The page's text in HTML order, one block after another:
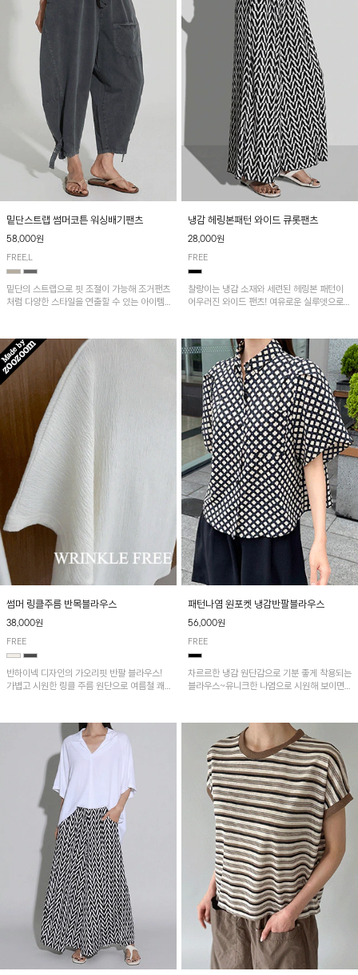
밑단스트랩 썸머코튼 워싱배기팬츠
58,000원
FREE,L
밑단의 스트랩으로 핏 조절이 가능해 조거팬츠
처럼 다양한 스타일을 연출할 수 있는 아이템!
냉감 헤링본패턴 와이드 큐롯팬츠
28,000원
FREE
찰랑이는 냉감 소재와 세련된 헤링본 패턴이
어우러진 와이드 팬츠! 여유로운 실루엣으로
다.
썸머 링클주름 반목블라우스
38,000원
FREE
반하이넥 디자인의 가오리핏 반팔 블라우스!
가볍고 시원한 링클 주름 원단으로 여름철 쾌
패턴나염 원포켓 냉감반팔블라우스
56,000원
FREE
차르르한 냉감 원단감으로 기분 좋게 착용되는
블라우스~유니크한 나염으로 시원해 보이면